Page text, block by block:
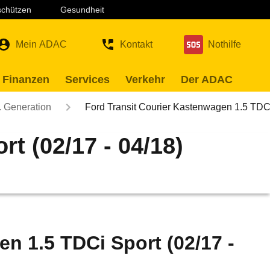
Gesundheit
Mein ADAC Kontakt Nothilfe
Services Verkehr Der ADAC
Generation Ford Transit Courier Kastenwagen 1.5
(02/17 - 04/18)
1.5 TDCi Sport (02/17 -